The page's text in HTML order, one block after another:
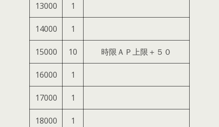
13000 1
14000 1
15000 10 時限ＡＰ上限＋５０
16000 1
17000 1
18000 1